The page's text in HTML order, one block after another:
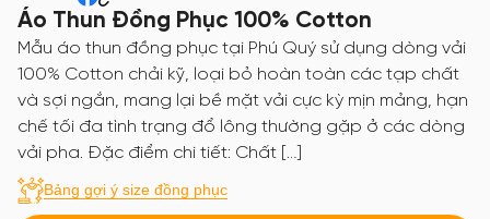
Áo Thun Đồng Phục 100% Cotton
Mẫu áo thun đồng phục tại Phú Quý sử dụng dòng vải
100% Cotton chải kỹ, loại bỏ hoàn toàn các tạp chất
và sợi ngắn, mang lại bề mặt vải cực kỳ mịn mảng, hạn
chế tối đa tình trạng đổ lông thường gặp ở các dòng
vải pha. Đặc điểm chi tiết: Chất […]
Bảng gợi ý size đồng phục